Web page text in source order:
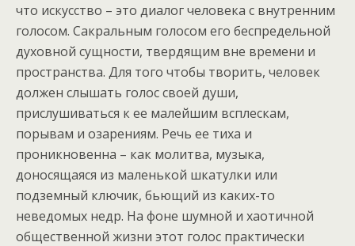
что искусство – это диалог человека с внутренним
голосом. Сакральным голосом его беспредельной
духовной сущности, твердящим вне времени и
пространства. Для того чтобы творить, человек
должен слышать голос своей души,
прислушиваться к ее малейшим всплескам,
порывам и озарениям. Речь ее тиха и
проникновенна – как молитва, музыка,
доносящаяся из маленькой шкатулки или
подземный ключик, бьющий из каких-то
неведомых недр. На фоне шумной и хаотичной
общественной жизни этот голос практически